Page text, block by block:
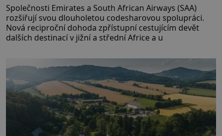
Společnosti Emirates a South African Airways (SAA)
rozšiřují svou dlouholetou codesharovou spolupráci.
Nová reciproční dohoda zpřístupní cestujícím devět
dalších destinací v jižní a střední Africe a u